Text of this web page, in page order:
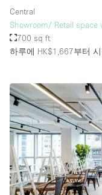
Central
Showroom/ Retail space
700 sq ft
하루에 HK$1,667부터